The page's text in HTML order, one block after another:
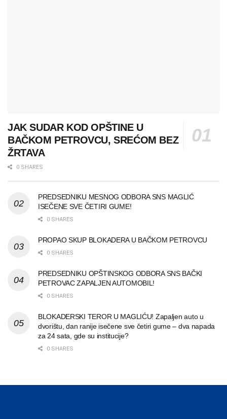
JAK SUDAR KOD OPŠTINE U
BAČKOM PETROVCU, SREĆOM BEZ
ŽRTAVA
0 SHARES
PREDSEDNIKU MESNOG ODBORA SNS MAGLIĆ
ISEČENE SVE ČETIRI GUME!
0 SHARES
PROPAO SKUP BLOKADERA U BAČKOM PETROVCU
0 SHARES
PREDSEDNIKU OPŠTINSKOG ODBORA SNS BAČKI
PETROVAC ZAPALJEN AUTOMOBIL!
0 SHARES
BLOKADERSKI TEROR U MAGLIĆU! Zapaljen auto u
dvorištu, dan ranije isečene sve četiri gume – dva napada
za 24 sata, gde su institucije?
0 SHARES